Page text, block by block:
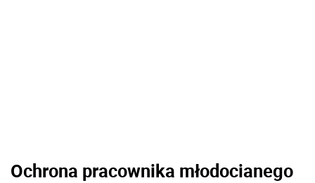
Ochrona pracownika młodocianego